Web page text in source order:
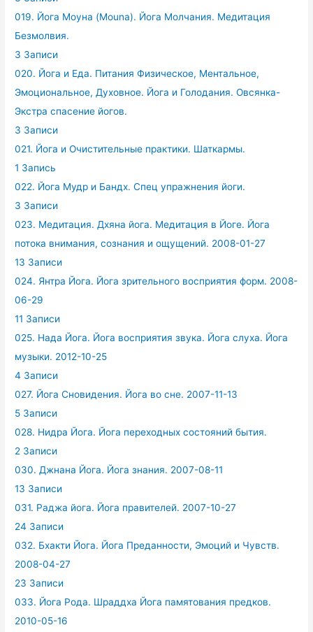
019. Йога Моуна (Mouna). Йога Молчания. Медитация
Безмолвия.
3 Записи
020. Йога и Еда. Питания Физическое, Ментальное,
Эмоциональное, Духовное. Йога и Голодания. Овсянка-
Экстра спасение йогов.
3 Записи
021. Йога и Очистительные практики. Шаткармы.
1 Запись
022. Йога Мудр и Бандх. Спец упражнения йоги.
3 Записи
023. Медитация. Дхяна йога. Медитация в Йоге. Йога
потока внимания, сознания и ощущений. 2008-01-27
13 Записи
024. Янтра Йога. Йога зрительного восприятия форм. 2008-
06-29
11 Записи
025. Нада Йога. Йога восприятия звука. Йога слуха. Йога
музыки. 2012-10-25
4 Записи
027. Йога Сновидения. Йога во сне. 2007-11-13
5 Записи
028. Нидра Йога. Йога переходных состояний бытия.
2 Записи
030. Джнана Йога. Йога знания. 2007-08-11
13 Записи
031. Раджа йога. Йога правителей. 2007-10-27
24 Записи
032. Бхакти Йога. Йога Преданности, Эмоций и Чувств.
2008-04-27
23 Записи
033. Йога Рода. Шраддха Йога памятования предков.
2010-05-16